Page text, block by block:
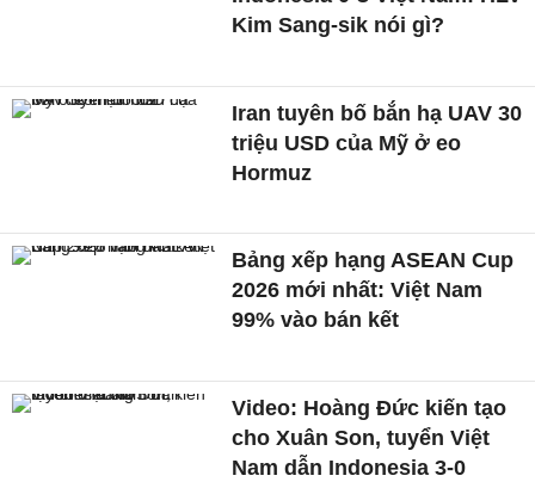
Kim Sang-sik nói gì?
Iran tuyên bố bắn hạ UAV 30
triệu USD của Mỹ ở eo
Hormuz
Bảng xếp hạng ASEAN Cup
2026 mới nhất: Việt Nam
99% vào bán kết
Video: Hoàng Đức kiến tạo
cho Xuân Son, tuyển Việt
Nam dẫn Indonesia 3-0